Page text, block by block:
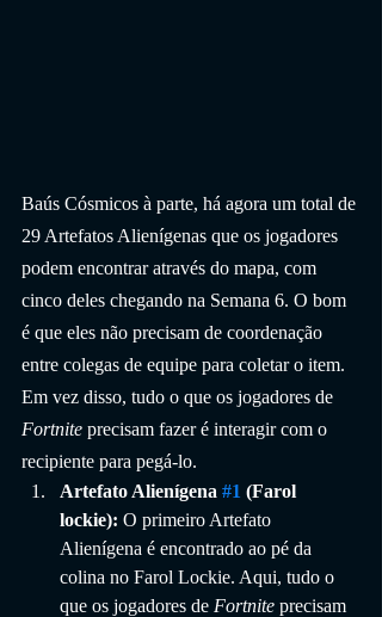
Baús Cósmicos à parte, há agora um total de
29 Artefatos Alienígenas que os jogadores
podem encontrar através do mapa, com
cinco deles chegando na Semana 6. O bom
é que eles não precisam de coordenação
entre colegas de equipe para coletar o item.
Em vez disso, tudo o que os jogadores de
Fortnite precisam fazer é interagir com o
recipiente para pegá-lo.
Artefato Alienígena #1 (Farol
lockie): O primeiro Artefato
Alienígena é encontrado ao pé da
colina no Farol Lockie. Aqui, tudo o
que os jogadores de Fortnite precisam